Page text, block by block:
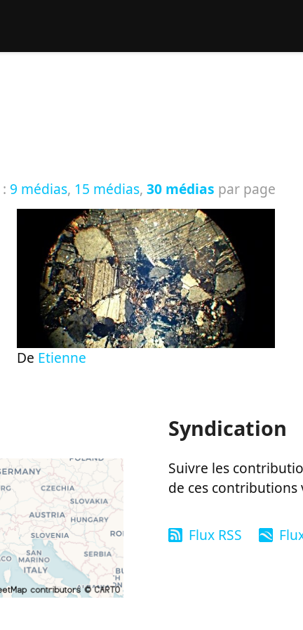
: 9 médias, 15 médias, 30 médias par page
De Etienne
Syndication
Suivre les
de ces
Flux RSS